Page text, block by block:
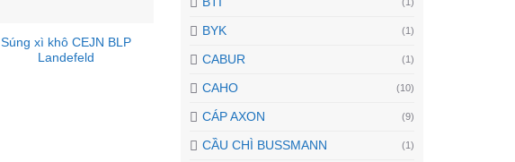
BYK (1)
CABUR (1)
CAHO (10)
CÁP AXON (9)
CẦU CHÌ BUSSMANN (1)
Súng xì khô CEJN BLP
Landefeld